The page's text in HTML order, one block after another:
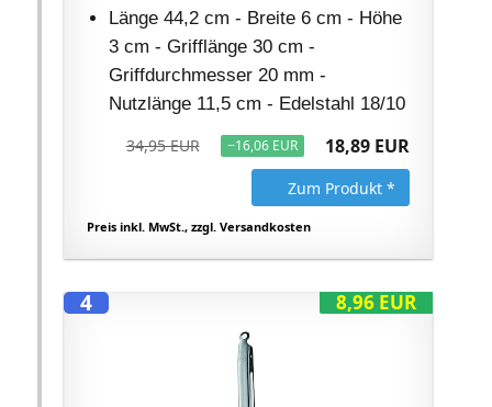
Länge 44,2 cm - Breite 6 cm - Höhe
3 cm - Grifflänge 30 cm -
Griffdurchmesser 20 mm -
Nutzlänge 11,5 cm - Edelstahl 18/10
34,95 EUR −16,06 EUR 18,89 EUR
Zum Produkt *
Preis inkl. MwSt., zzgl. Versandkosten
8,96 EUR
4